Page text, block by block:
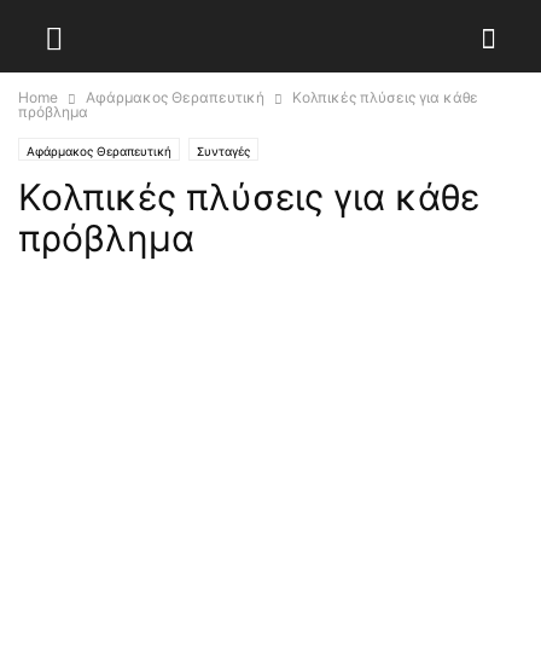
Home Αφάρμακος Θεραπευτική
Κολπικές πλύσεις για κάθε
πρόβλημα
Αφάρμακος Θεραπευτική Συνταγές
Κολπικές πλύσεις για κάθε
πρόβλημα